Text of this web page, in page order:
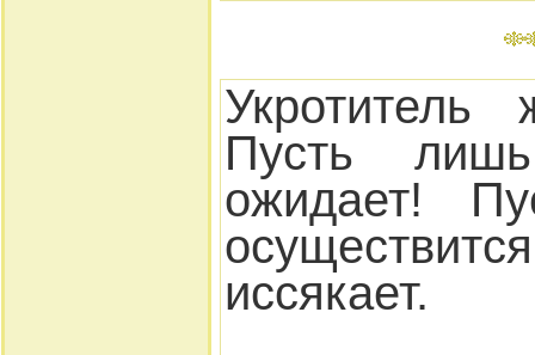
Укротитель
Пусть
ожидает!
иссякает.